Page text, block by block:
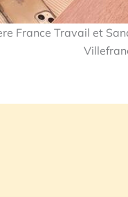
France Travail et